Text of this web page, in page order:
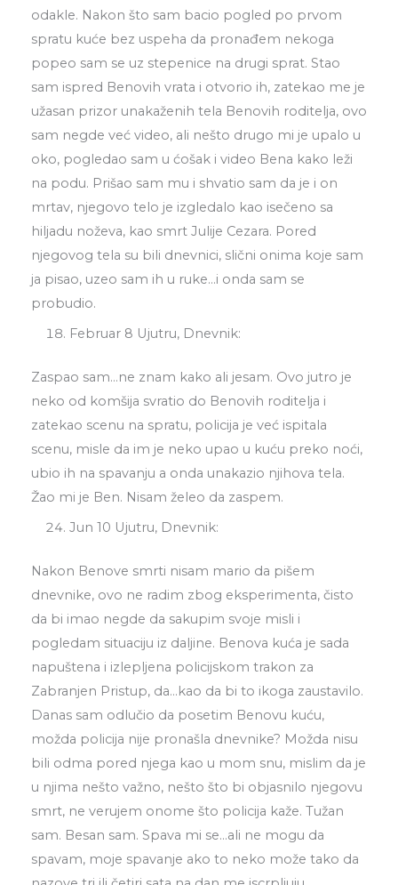
odakle. Nakon što sam bacio pogled po prvom
spratu kuće bez uspeha da pronađem nekoga
popeo sam se uz stepenice na drugi sprat. Stao
sam ispred Benovih vrata i otvorio ih, zatekao me je
užasan prizor unakaženih tela Benovih roditelja, ovo
sam negde već video, ali nešto drugo mi je upalo u
oko, pogledao sam u ćošak i video Bena kako leži
na podu. Prišao sam mu i shvatio sam da je i on
mrtav, njegovo telo je izgledalo kao isečeno sa
hiljadu noževa, kao smrt Julije Cezara. Pored
njegovog tela su bili dnevnici, slični onima koje sam
ja pisao, uzeo sam ih u ruke…i onda sam se
probudio.
Februar 8 Ujutru, Dnevnik:
Zaspao sam…ne znam kako ali jesam. Ovo jutro je
neko od komšija svratio do Benovih roditelja i
zatekao scenu na spratu, policija je već ispitala
scenu, misle da im je neko upao u kuću preko noći,
ubio ih na spavanju a onda unakazio njihova tela.
Žao mi je Ben. Nisam želeo da zaspem.
Jun 10 Ujutru, Dnevnik:
Nakon Benove smrti nisam mario da pišem
dnevnike, ovo ne radim zbog eksperimenta, čisto
da bi imao negde da sakupim svoje misli i
pogledam situaciju iz daljine. Benova kuća je sada
napuštena i izlepljena policijskom trakon za
Zabranjen Pristup, da…kao da bi to ikoga zaustavilo.
Danas sam odlučio da posetim Benovu kuću,
možda policija nije pronašla dnevnike? Možda nisu
bili odma pored njega kao u mom snu, mislim da je
u njima nešto važno, nešto što bi objasnilo njegovu
smrt, ne verujem onome što policija kaže. Tužan
sam. Besan sam. Spava mi se…ali ne mogu da
spavam, moje spavanje ako to neko može tako da